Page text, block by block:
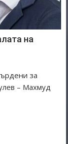
на
за
– Махмуд